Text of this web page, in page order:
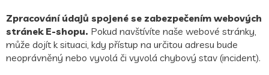
Zpracování údajů spojené se zabezpečením webových
stránek E-shopu. Pokud navštívíte naše webové stránky,
může dojít k situaci, kdy přístup na určitou adresu bude
neoprávněný nebo vyvolá či vyvolá chybový stav (incident).